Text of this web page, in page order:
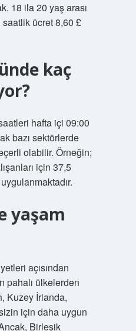
18 ila 20 yaş arası
ücret 8,60 £
kaç
hafta içi 09:00
bazı sektörlerde
olabilir. Örneğin;
için 37,5
yaşam
açısından
pahalı ülkelerden
Kuzey İrlanda,
için daha uygun
Birleşik